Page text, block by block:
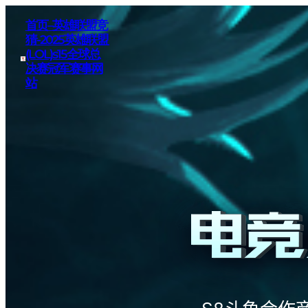
首页–英雄联盟竞
猜-2025英雄联盟
(LOL)s15全球总
决赛冠军赛事网
站